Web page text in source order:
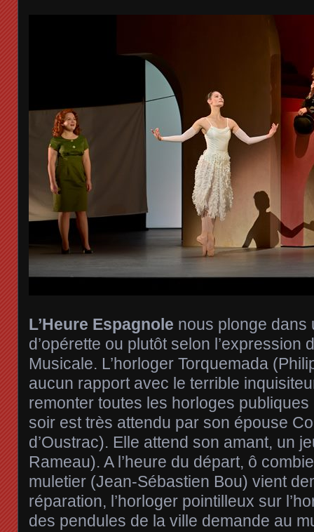
L’Heure Espagnole nous plonge dans
d’opérette ou plutôt selon l’expression
Musicale. L’horloger Torquemada
aucun rapport avec le terrible
remonter toutes les horloges publiques
soir est très attendu par son épouse
d’Oustrac). Elle attend son amant, un
Rameau). A l’heure du départ, ô
muletier (Jean-Sébastien Bou) vient
réparation, l’horloger pointilleux sur
des pendules de la ville demande au